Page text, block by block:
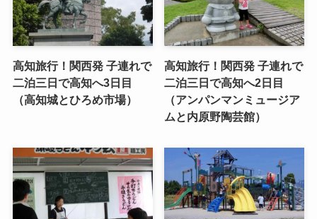
高知旅行！関西発 子連れで
二泊三日で高知へ3日目
（高知城とひろめ市場）
高知旅行！関西発 子連れで
二泊三日で高知へ2日目
（アンパンマンミュージア
ムと内原野陶芸館）